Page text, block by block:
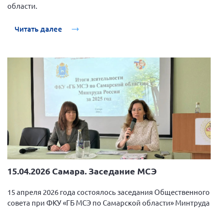
области.
Читать далее
15.04.2026 Самара. Заседание МСЭ
15 апреля 2026 года состоялось заседания Общественного
совета при ФКУ «ГБ МСЭ по Самарской области» Минтруда